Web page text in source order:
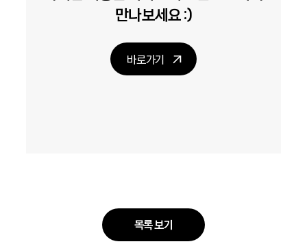
만나보세요 :)
바로가기
목록 보기